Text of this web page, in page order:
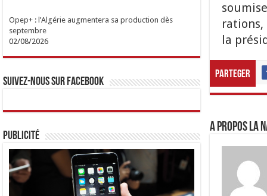
rations,
la
Parteger
A propos LA
Opep+ : l’Algérie augmentera sa production dès
septembre
02/08/2026
Suivez-nous sur Facebook
Publicité